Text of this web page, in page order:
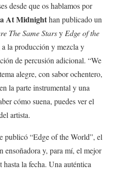
desde que os hablamos por
At Midnighthan publicado un
The Same Starsy Edge of the
la producción y mezcla y
de percusión adicional. “We
alegre, con sabor ochentero,
en la parte instrumental y una
cómo suena, puedes ver el
artista.
publicó “Edge of the World”, el
ensoñadora y, para mí, el mejor
la fecha. Una auténtica